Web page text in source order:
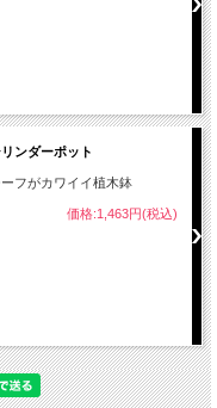
ンダーポット
フがカワイイ植木鉢
価格:1,463円(税込)